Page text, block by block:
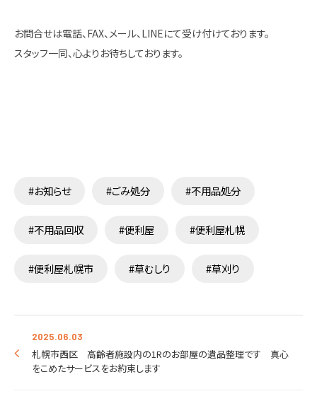
お問合せは電話、FAX、メール、LINEにて受け付けております。
スタッフ一同、心よりお待ちしております。
#お知らせ #ごみ処分 #不用品処分
#不用品回収 #便利屋 #便利屋札幌
#便利屋札幌市 #草むしり #草刈り
2025.06.03
札幌市西区 高齢者施設内の1Rのお部屋の遺品整理です 真心
をこめたサービスをお約束します